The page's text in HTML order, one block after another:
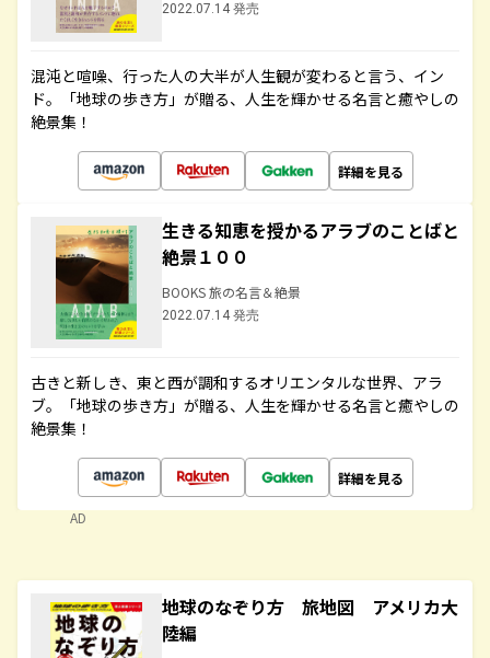
2022.07.14 発売
混沌と喧噪、行った人の大半が人生観が変わると言う、イン
ド。「地球の歩き方」が贈る、人生を輝かせる名言と癒やしの
絶景集！
詳細を見る
生きる知恵を授かるアラブのことばと
絶景１００
BOOKS 旅の名言＆絶景
2022.07.14 発売
古きと新しき、東と西が調和するオリエンタルな世界、アラ
ブ。「地球の歩き方」が贈る、人生を輝かせる名言と癒やしの
絶景集！
詳細を見る
AD
地球のなぞり方 旅地図 アメリカ大
陸編